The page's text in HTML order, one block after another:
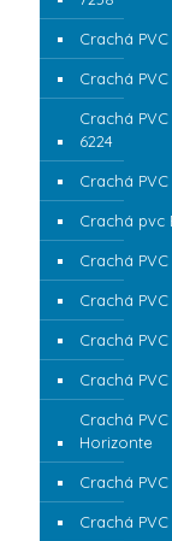
Crachá
Crachá
Crachá
6224
Crachá
Crachá pvc
Crachá
Crachá
Crachá
Crachá
Crachá
Horizonte
Crachá
Crachá